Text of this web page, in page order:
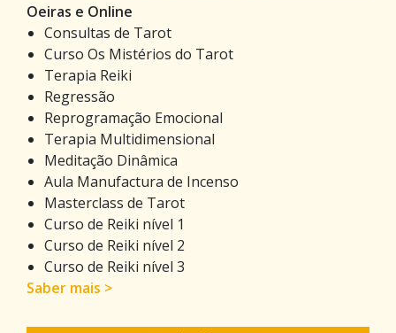
Oeiras e Online
Consultas de Tarot
Curso Os Mistérios do Tarot
Terapia Reiki
Regressão
Reprogramação Emocional
Terapia Multidimensional
Meditação Dinâmica
Aula Manufactura de Incenso
Masterclass de Tarot
Curso de Reiki nível 1
Curso de Reiki nível 2
Curso de Reiki nível 3
Saber mais >